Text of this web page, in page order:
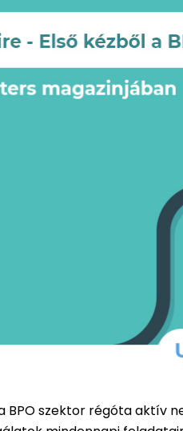
BPO szektor régóta